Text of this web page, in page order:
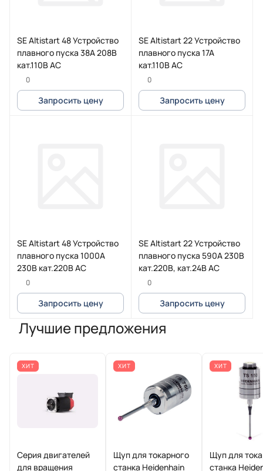
SE Altistart 48 Устройство
плавного пуска 38А 208В
кат.110В AC
0
Запросить цену
SE Altistart 22 Устройство
плавного пуска 17А
кат.110В AC
0
Запросить цену
SE Altistart 48 Устройство
плавного пуска 1000А
230В кат.220В AC
0
Запросить цену
SE Altistart 22 Устройство
плавного пуска 590А 230В
кат.220В, кат.24В AC
0
Запросить цену
Лучшие предложения
ХИТ
Серия двигателей
для вращения
ХИТ
Щуп для токарного
станка Heidenhain
ХИТ
Щуп для
станка